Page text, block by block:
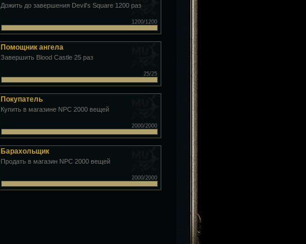
Дожить до завершения Devil's Square 1200 раз
1200/1200
Помощник ангела
Завершить Blood Castle 25 раз
25/25
Покупатель
Купить в магазине NPC 2000 вещей
2000/2000
Барахольщик
Продать в магазин NPC 2000 вещей
2000/2000